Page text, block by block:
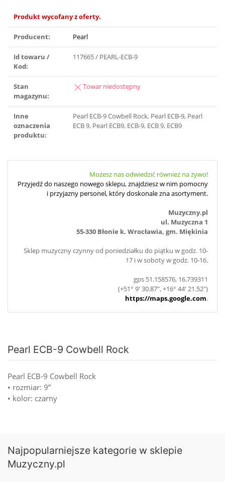
Produkt wycofany z oferty.
Producent: Pearl
Id towaru /
Kod:
117665 / PEARL-ECB-9
Stan
magazynu:
Towar niedostępny
Inne
oznaczenia
produktu:
Pearl ECB-9 Cowbell Rock, Pearl ECB-9, Pearl
ECB 9, Pearl ECB9, ECB-9, ECB 9, ECB9
Możesz nas odwiedzić również na żywo!
Przyjedź do naszego nowego sklepu, znajdziesz w nim pomocny
i przyjazny personel, który doskonale zna asortyment.
Muzyczny.pl
ul. Muzyczna 1
55-330 Błonie k. Wrocławia, gm. Miękinia
Sklep muzyczny czynny od poniedziałku do piątku w godz. 10-
17 i w soboty w godz. 10-16.
gps 51.158576, 16.739311
(+51° 9' 30.87", +16° 44' 21.52")
https://maps.google.com.
Pearl ECB-9 Cowbell Rock
Pearl ECB-9 Cowbell Rock
• rozmiar: 9”
• kolor: czarny
Najpopularniejsze kategorie w sklepie
Muzyczny.pl